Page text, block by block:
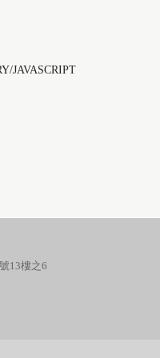
JAVASCRIPT
13樓之6